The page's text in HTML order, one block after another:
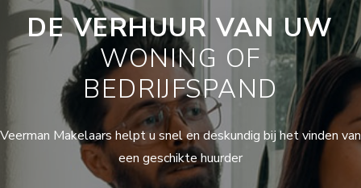
DE VERHUUR VAN UW
WONING OF
BEDRIJFSPAND
Veerman Makelaars helpt u snel en deskundig bij het vinden van
een geschikte huurder